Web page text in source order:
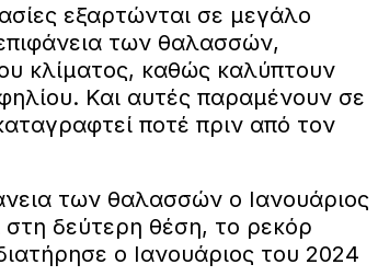
εξαρτώνται σε μεγάλο
των θαλασσών,
κλίματος, καθώς καλύπτουν
Και αυτές παραμένουν σε
ποτέ πριν από τον
των θαλασσών ο Ιανουάριος
δεύτερη θέση, το ρεκόρ
ο Ιανουάριος του 2024